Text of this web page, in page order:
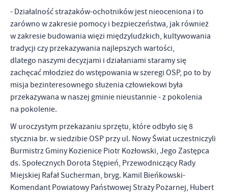
- Działalność strażaków-ochotników jest nieoceniona i to
zarówno w zakresie pomocy i bezpieczeństwa, jak również
w zakresie budowania więzi międzyludzkich, kultywowania
tradycji czy przekazywania najlepszych wartości,
dlatego naszymi decyzjami i działaniami staramy się
zachęcać młodzież do wstępowania w szeregi OSP, po to by
misja bezinteresownego służenia człowiekowi była
przekazywana w naszej gminie nieustannie - z pokolenia
na pokolenie.
W uroczystym przekazaniu sprzętu, które odbyło się 8
stycznia br. w siedzibie OSP przy ul. Nowy Świat uczestniczyli
Burmistrz Gminy Kozienice Piotr Kozłowski, Jego Zastępca
ds. Społecznych Dorota Stępień, Przewodniczący Rady
Miejskiej Rafał Sucherman, bryg. Kamil Bieńkowski-
Komendant Powiatowy Państwowej Straży Pożarnej, Hubert